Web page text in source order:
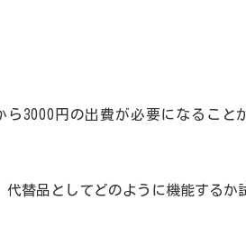
3000円の出費が必要になること
替品としてどのように機能するか